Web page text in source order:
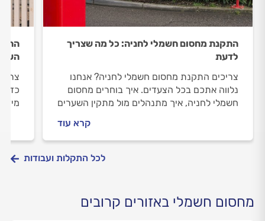
התקנת מחסום חשמלי לחניה: כל מה שצריך
לדעת
צריכים התקנת מחסום חשמלי לחניה? אנחנו
נלווה אתכם בכל הצעדים. איך בוחרים מחסום
חשמלי לחניה, איך מתנהלים מול מתקין השערים
קרא עוד
כדי
לכל התקלות ועבודות
מחסום חשמלי באזורים קרובים